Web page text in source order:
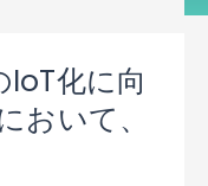
IoT化に向
おいて、